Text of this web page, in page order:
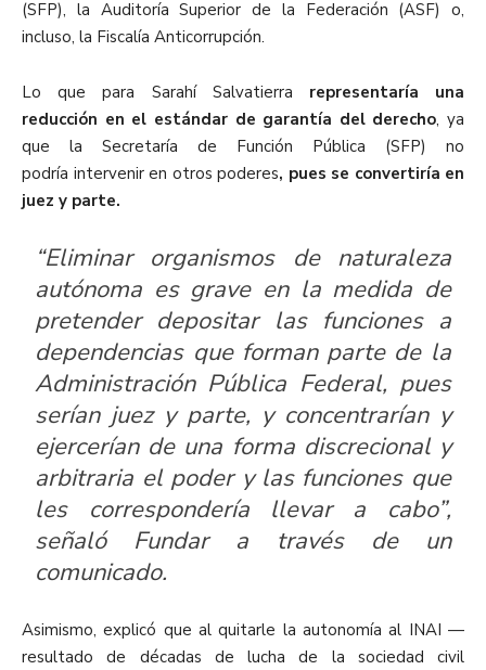
(SFP), la Auditoría Superior de la Federación (ASF) o,
incluso, la Fiscalía Anticorrupción.
Lo que para Sarahí Salvatierra representaría una
reducción en el estándar de garantía del derecho, ya
que la Secretaría de Función Pública (SFP) no
podría intervenir en otros poderes, pues se convertiría en
juez y parte.
“Eliminar organismos de naturaleza
autónoma es grave en la medida de
pretender depositar las funciones a
dependencias que forman parte de la
Administración Pública Federal, pues
serían juez y parte, y concentrarían y
ejercerían de una forma discrecional y
arbitraria el poder y las funciones que
les correspondería llevar a cabo”,
señaló Fundar a través de un
comunicado.
Asimismo,explicó que al quitarle la autonomía al INAI —
resultado de décadas de lucha de la sociedad civil